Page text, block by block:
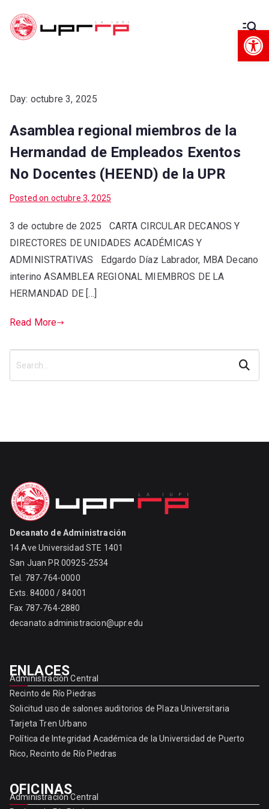
ción
Decanato de Administración
Day: octubre 3, 2025
Asamblea regional miembros de la
Hermandad de Empleados Exentos
No Docentes (HEEND) de la UPR
Posted on octubre 3, 2025
3 de octubre de 2025 CARTA CIRCULAR DECANOS Y
DIRECTORES DE UNIDADES ACADÉMICAS Y
ADMINISTRATIVAS Edgardo Díaz Labrador, MBA Decano
interino ASAMBLEA REGIONAL MIEMBROS DE LA
HERMANDAD DE […]
Read More
Search
Decanato de Administración
14 Ave Universidad STE 1401
San Juan PR 00925-2534
Tel. 787-764-0000
Exts. 84000 / 84001
Fax 787-764-2880
decanato.administracion@upr.edu
ENLACES
Administración Central
Recinto de Río Piedras
Solicitud uso de salones auditorios de Plaza Universitaria
Tarjeta Tren Urbano
Política de Integridad Académica de la Universidad de Puerto
Rico, Recinto de Río Piedras
OFICINAS
Administración Central